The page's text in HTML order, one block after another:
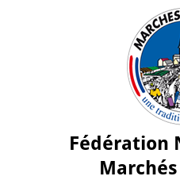
Fédération